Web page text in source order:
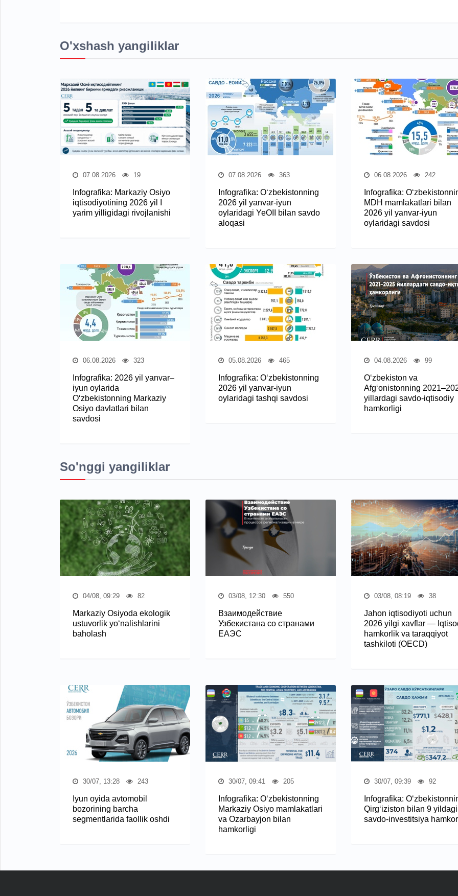
O'xshash yangiliklar
07.08.2026 19
Infografika: Markaziy Osiyo
iqtisodiyotining 2026 yil I
yarim yilligidagi rivojlanishi
07.08.2026 363
Infografika: O‘zbekistonning
2026 yil yanvar-iyun
oylaridagi YeOII bilan savdo
aloqasi
06.08.2026 242
Infografika:
MDH mamlakatlari bilan
2026 yil yanvar-iyun
oylaridagi savdosi
06.08.2026 323
Infografika: 2026 yil yanvar–
iyun oylarida
O‘zbekistonning Markaziy
Osiyo davlatlari bilan
savdosi
05.08.2026 465
Infografika: O‘zbekistonning
2026 yil yanvar-iyun
oylaridagi tashqi savdosi
04.08.2026 99
O‘zbekiston va
Afg‘onistonning
yillardagi savdo-iqtisodiy
hamkorligi
So'nggi yangiliklar
04/08, 09:29 82
Markaziy Osiyoda ekologik
ustuvorlik yo‘nalishlarini
baholash
03/08, 12:30 550
Взаимодействие
Узбекистана со странами
ЕАЭС
03/08, 08:19 38
Jahon iqtisodiyoti uchun
2026 yilgi xavflar —
hamkorlik va taraqqiyot
tashkiloti (OECD)
30/07, 13:28 243
Iyun oyida avtomobil
bozorining barcha
segmentlarida faollik oshdi
30/07, 09:41 205
Infografika: O‘zbekistonning
Markaziy Osiyo mamlakatlari
va Ozarbayjon bilan
hamkorligi
30/07, 09:39 92
Infografika:
Qirg‘iziston bilan 9 yildagi
savdo-investitsiya